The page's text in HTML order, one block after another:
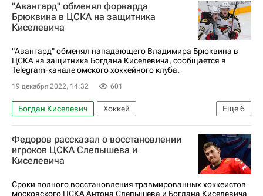
Авангард
"Авангард" обменял форварда
Брюквина в ЦСКА на защитника
Киселевича
"Авангард" обменял нападающего Владимира Брюквина в
ЦСКА на защитника Богдана Киселевича, сообщается в
Telegram-канале омского хоккейного клуба.
19 декабря 2022, 14:32 601
Еще6
Богдан Киселевич
Хоккей
Владимир Брюквин
Авангард
ЦСКА
КХЛ 2025-2026
Трансферы
ХК Динамо (Москва)
Федоров рассказал о восстановлении
игроков ЦСКА Слепышева и
Киселевича
Сроки полного восстановления травмированных хоккеистов
московского ЦСКА Антона Слепышева и Богдана Киселевича